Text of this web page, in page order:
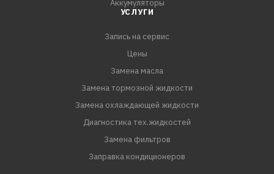
Аккумуляторы
УСЛУГИ
Запись на сервис
Цены
Замена масла
Замена тормозной жидкости
Замена охлаждающей жидкости
Диагностика тех.жидкостей
Замена фильтров
Заправка кондиционеров